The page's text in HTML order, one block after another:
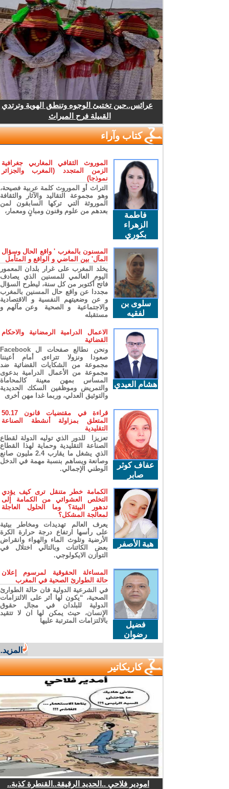
عرائس..حين تختبئ الوجوه وتنطق الهوية وترتدي
القبيلة فرح الميراث
كتاب وآراء
فاطمة
الزهراء
بكوري
الموروث الثقافي المغاربي جغرافية
الزمن المتجدد (المغرب والجزائر
نموذجا)
التراث أو الموروث كلمة عربية فصيحة،
وهو مجموعة التقاليد والآثار والثقافة
الموروثة التي تركها السابقون لمن
بعدهم من علوم وفنون ومبانٍ ومعمار،
سلوى بن
لفقيه
المسنون بالمغرب ' واقع الحال وسؤال
المآل' بين الماضي و الواقع و المتأمل
يخلد المغرب على غرار بلدان المعمور
اليوم العالمي للمسنين الذي يصادف
فاتح أكتوبر من كل سنة، ليطرح السؤال
مجددا عن واقع حال المسنين بالمغرب
و عن وضعيتهم النفسية و الاقتصادية
والاجتماعية و الصحية وعن مآلهم و
مستقبله
هشام العيدي
الاعمال الدرامية الرمضانية والاحكام
القضائية
ونحن نطالع صفحات ال Facebook
صعودا ونزولا تتراءى أمام أعيننا
مجموعة من الشكايات القضائية ضد
مجموعة من الأعمال الدرامية بدعوى
المساس بمهن معينة كالمحاماة
والتمريض وموظفين السكك الحديدية
والتوثيق العدلي، وربما غدا مهن أخرى
عفاف كوثر
صابر
قراءة في مقتضيات قانون 50.17
المتعلق بمزاولة أنشطة الصناعة
التقليدية
تعزيزا للدور الذي توليه الدولة لقطاع
الصناعة التقليدية وحماية لهذا القطاع
الذي يشغل ما يقارب 2.4 مليون صانع
وصانعة ويساهم بنسبة مهمة في الدخل
الوطني الإجمالي.
هبة الأصفر
الكمامة خطر متنقل ترى كيف يؤدي
التخلص العشوائي من الكمامة إلى
تدهور البيئة؟ وما الحلول العاجلة
لمعالجة المشكل؟
يعرف العالم تهديدات ومخاطر بيئية
على رأسها ارتفاع درجة حرارة الكرة
الأرضية وتلوث الماء والهواء وانقراض
بعض الكائنات وبالتالي اختلال في
التوازن الايكولوجي.
فضيل
رضوان
المساءلة الحقوقية لمرسوم إعلان
حالة الطوارئ الصحية في المغرب
في الشرعية الدولية فان حالة الطوارئ
الصحية، “يكون لها أثر على الالتزامات
الدولية للبلدان في مجال حقوق
الإنسان، حيث يمكن لها ان لا تتقيد
بالالتزامات المترتبة عليها
المزيد...
كاريكاتير
امودير فلاحي ..الحديد الرقيقة..القنطرة كذبة..